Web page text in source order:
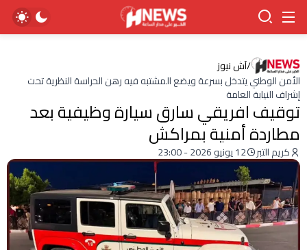
/آش نيوز
الأمن الوطني يتدخل بسرعة ويضع المشتبه فيه رهن الحراسة النظرية تحت
إشراف النيابة العامة
توقيف افريقي سارق سيارة وظيفية بعد
مطاردة أمنية بمراكش
كريم التبر 12 يونيو 2026 - 23:00